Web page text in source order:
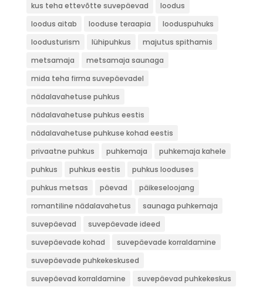
kus teha ettevõtte suvepäevad
loodus
loodus aitab
looduse teraapia
looduspuhuks
loodusturism
lühipuhkus
majutus spithamis
metsamaja
metsamaja saunaga
mida teha firma suvepäevadel
nädalavahetuse puhkus
nädalavahetuse puhkus eestis
nädalavahetuse puhkuse kohad eestis
privaatne puhkus
puhkemaja
puhkemaja kahele
puhkus
puhkus eestis
puhkus looduses
puhkus metsas
päevad
päikeseloojang
romantiline nädalavahetus
saunaga puhkemaja
suvepäevad
suvepäevade ideed
suvepäevade kohad
suvepäevade korraldamine
suvepäevade puhkekeskused
suvepäevad korraldamine
suvepäevad puhkekeskus